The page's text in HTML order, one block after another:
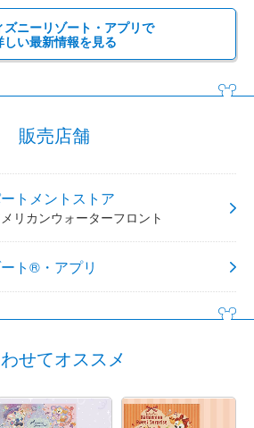
ズニーリゾート・アプリで
しい最新情報を見る
販売店舗
トメントストア
リカンウォーターフロント
ト®・アプリ
せてオススメ